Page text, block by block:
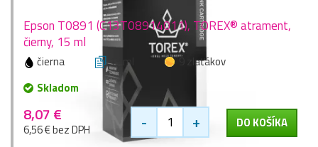
Epson T0891 (C13T08914011), TOREX® atrament,
čierny, 15 ml
čierna 15 ml
9 zlaťákov
Skladom
8,07 €
6,56 € bez DPH - + DO KOŠÍKA